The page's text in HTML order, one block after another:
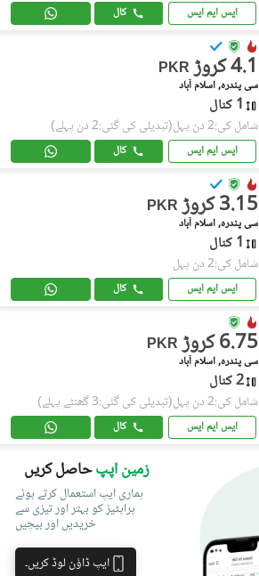
ایس ایم ایس کال
PKR 4.1 کروڑ
سی پندرہ, اسلام آباد
1 کنال
شامل کی:2 دن پہل (تبدیلی کی گئی:2 دن پہلے)
ایس ایم ایس کال
PKR 3.15 کروڑ
سی پندرہ, اسلام آباد
1 کنال
شامل کی:2 دن پہل
ایس ایم ایس کال
PKR 6.75 کروڑ
سی پندرہ, اسلام آباد
2 کنال
شامل کی:2 دن پہل (تبدیلی کی گئی:3 گھنٹے پہلے)
ایس ایم ایس کال
زمین اپپحاصل کریں
ہماری ایپ استعمال کرتے ہوئے
پراپٹیز کو بہتر اور تیزی سے
خریدیں اور بیچیں
ایپ ڈاؤن لوڈ کریں۔